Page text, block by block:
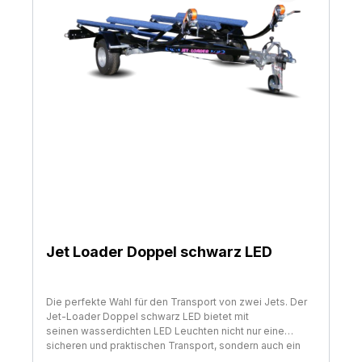
100 km/h Zulassung. Bitte beachten Sie, dass das
zulässige Gesamtgewicht des Anhängers nicht
überschritten wird!
Jet Loader Doppel schwarz LED
Die perfekte Wahl für den Transport von zwei Jets. Der
Jet-Loader Doppel schwarz LED bietet mit
seinen wasserdichten LED Leuchten nicht nur eine
sicheren und praktischen Transport, sondern auch ein